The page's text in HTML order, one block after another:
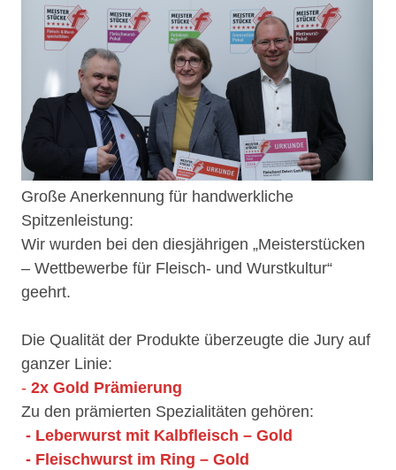
Große Anerkennung für handwerkliche
Spitzenleistung:
Wir wurden bei den diesjährigen „Meisterstücken
– Wettbewerbe für Fleisch- und Wurstkultur“
geehrt.
Die Qualität der Produkte überzeugte die Jury auf
ganzer Linie:
- 2x Gold Prämierung
Zu den prämierten Spezialitäten gehören:
- Leberwurst mit Kalbfleisch – Gold
- Fleischwurst im Ring – Gold